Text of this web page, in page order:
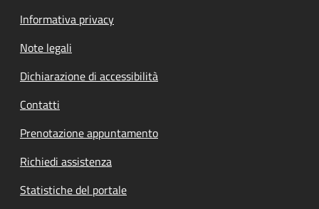
Informativa privacy
Note legali
Dichiarazione di accessibilità
Contatti
Prenotazione appuntamento
Richiedi assistenza
Statistiche del portale